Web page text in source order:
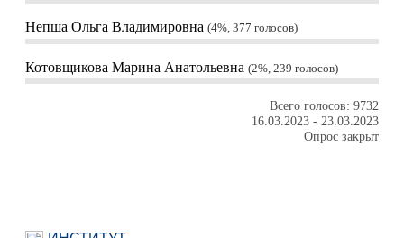
Непша Ольга Владимировна 4%, 377 голосов
Котовщикова Марина Анатольевна 2%, 239 голосов
Всего голосов: 9732
16.03.2023 - 23.03.2023
Опрос закрыт